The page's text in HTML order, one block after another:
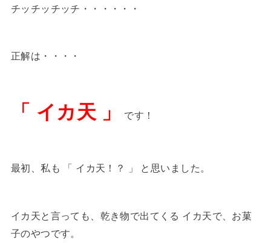
チッチッチッチ・・・・・・
正解は・・・・
「 イカ天 」 です！
最初、私も 「 イカ天！？ 」 と思いました。
イカ天と言っても、乾き物で出てくる イカ天で、お菓
子のやつです。